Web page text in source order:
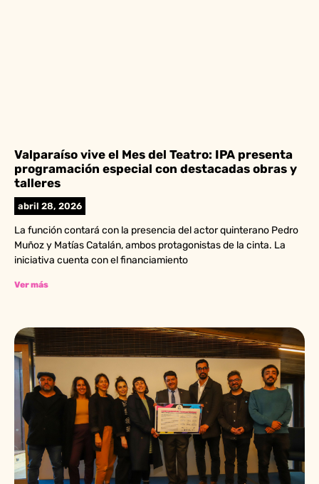
Valparaíso vive el Mes del Teatro: IPA presenta
programación especial con destacadas obras y
talleres
abril 28, 2026
La función contará con la presencia del actor quinterano Pedro
Muñoz y Matías Catalán, ambos protagonistas de la cinta. La
iniciativa cuenta con el financiamiento
Ver más